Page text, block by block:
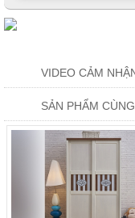
VIDEO CẢM
SẢN PHẨM